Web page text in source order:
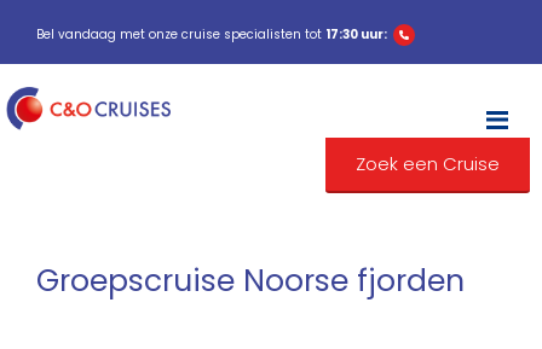
Bel vandaag met onze cruise specialisten tot 17:30 uur:
Zoek een Cruise
Groepscruise Noorse fjorden